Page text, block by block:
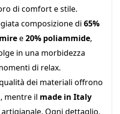
di comfort e stile.
composizione di 65%
e20% poliammide,
in una morbidezza
di relax.
dei materiali offrono
mentre il made in Italy
Ogni dettaglio,